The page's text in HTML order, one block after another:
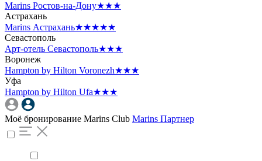
Marins Ростов-на-Дону★★★
Астрахань
Marins Астрахань★★★★★
Севастополь
Арт-отель Севастополь★★★
Воронеж
Hampton by Hilton Voronezh★★★
Уфа
Hampton by Hilton Ufa★★★
Моё бронирование Marins Club Marins Партнер